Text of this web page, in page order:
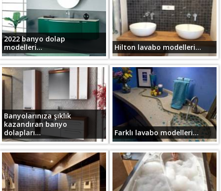
2022 banyo dolap
modelleri...
Hilton lavabo modelleri...
Banyolarınıza şıklık
kazandıran banyo
dolapları...
Farklı lavabo modelleri...